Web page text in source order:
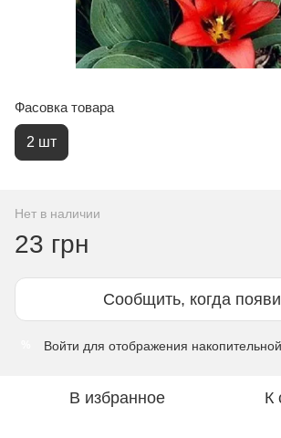
Фасовка товара
2 шт
Нет в наличии
23 грн
Сообщить, когда
Войти для отображения
В избранное К